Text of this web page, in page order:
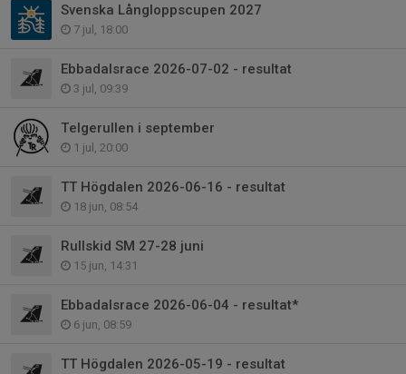
Svenska Långloppscupen 2027
7 jul, 18:00
Ebbadalsrace 2026-07-02 - resultat
3 jul, 09:39
Telgerullen i september
1 jul, 20:00
TT Högdalen 2026-06-16 - resultat
18 jun, 08:54
Rullskid SM 27-28 juni
15 jun, 14:31
Ebbadalsrace 2026-06-04 - resultat*
6 jun, 08:59
TT Högdalen 2026-05-19 - resultat